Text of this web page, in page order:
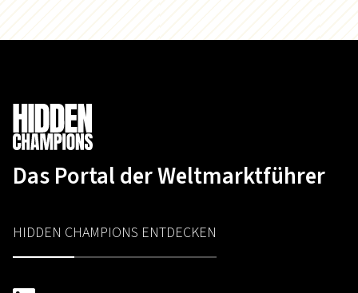
Das Portal der Weltmarktführer
HIDDEN CHAMPIONS ENTDECKEN